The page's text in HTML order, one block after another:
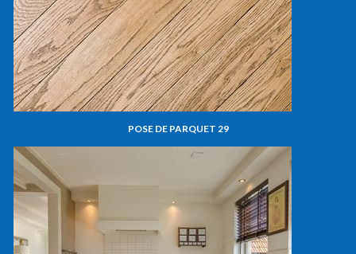
POSE DE PARQUET 29